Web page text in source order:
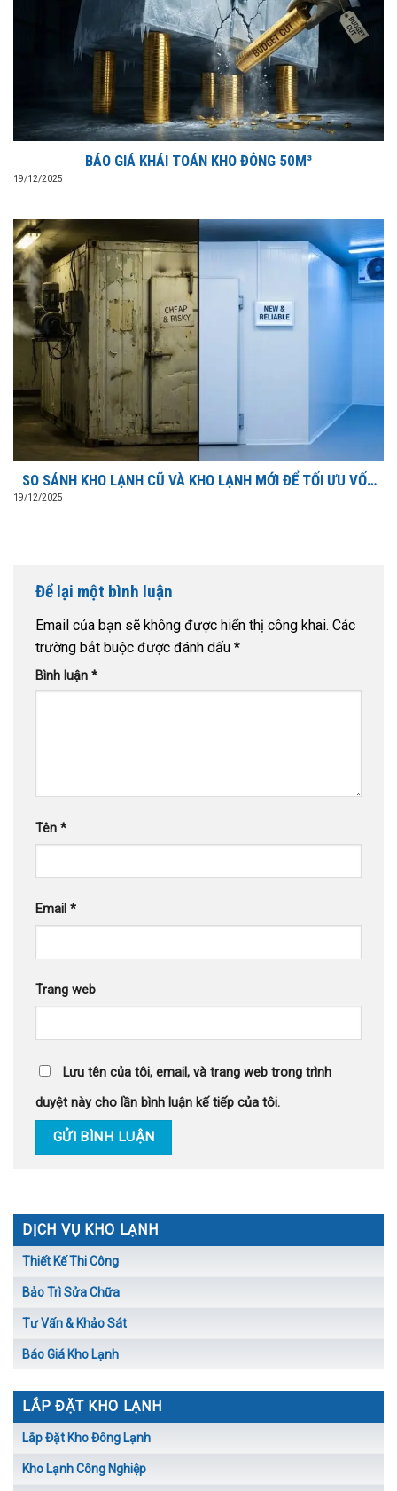
BÁO GIÁ KHÁI TOÁN KHO ĐÔNG 50M³
19/12/2025
SO SÁNH KHO LẠNH CŨ VÀ KHO LẠNH MỚI ĐỂ TỐI ƯU VỐN
19/12/2025
Để lại một bình luận
Email của bạn sẽ không được hiển thị công khai. Các
trường bắt buộc được đánh dấu *
Bình luận *
Tên *
Email *
Trang web
Lưu tên của tôi, email, và trang web trong trình
duyệt này cho lần bình luận kế tiếp của tôi.
DỊCH VỤ KHO LẠNH
Thiết Kế Thi Công
Bảo Trì Sửa Chữa
Tư Vấn & Khảo Sát
Báo Giá Kho Lạnh
LẮP ĐẶT KHO LẠNH
Lắp Đặt Kho Đông Lạnh
Kho Lạnh Công Nghiệp